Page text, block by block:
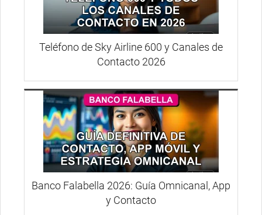
Teléfono de Sky Airline 600 y Canales de
Contacto 2026
Banco Falabella 2026: Guía Omnicanal, App
y Contacto